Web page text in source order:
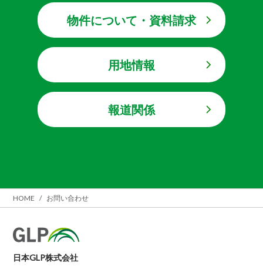
物件について・資料請求
用地情報
報道関係
HOME お問い合わせ
日本GLP株式会社